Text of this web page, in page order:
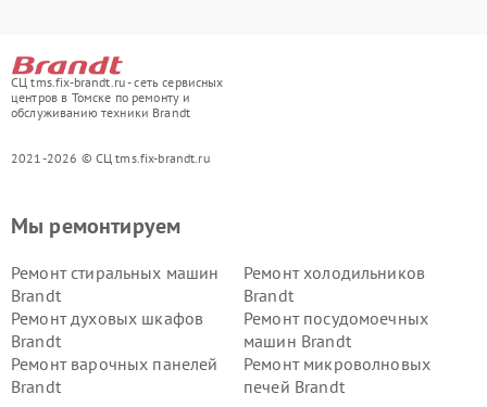
СЦ tms.fix-brandt.ru - сеть сервисных
центров в Томске по ремонту и
обслуживанию техники Brandt
2021-2026 © СЦ tms.fix-brandt.ru
Мы ремонтируем
Ремонт стиральных машин
Brandt
Ремонт холодильников
Brandt
Ремонт духовых шкафов
Brandt
Ремонт посудомоечных
машин Brandt
Ремонт варочных панелей
Brandt
Ремонт микроволновых
печей Brandt